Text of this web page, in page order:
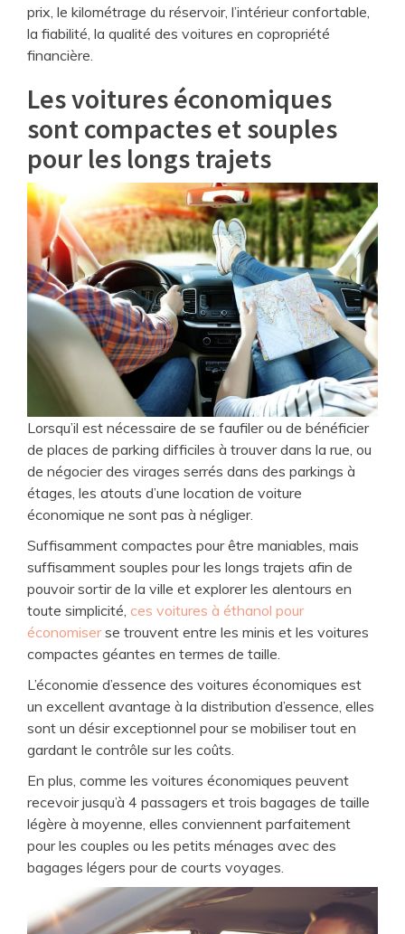
prix, le kilométrage du réservoir, l’intérieur confortable,
la fiabilité, la qualité des voitures en copropriété
financière.
Les voitures économiques
sont compactes et souples
pour les longs trajets
Lorsqu’il est nécessaire de se faufiler ou de bénéficier
de places de parking difficiles à trouver dans la rue, ou
de négocier des virages serrés dans des parkings à
étages, les atouts d’une location de voiture
économique ne sont pas à négliger.
Suffisamment compactes pour être maniables, mais
suffisamment souples pour les longs trajets afin de
pouvoir sortir de la ville et explorer les alentours en
toute simplicité, ces voitures à éthanol pour
économiserse trouvent entre les minis et les voitures
compactes géantes en termes de taille.
L’économie d’essence des voitures économiques est
un excellent avantage à la distribution d’essence, elles
sont un désir exceptionnel pour se mobiliser tout en
gardant le contrôle sur les coûts.
En plus, comme les voitures économiques peuvent
recevoir jusqu’à 4 passagers et trois bagages de taille
légère à moyenne, elles conviennent parfaitement
pour les couples ou les petits ménages avec des
bagages légers pour de courts voyages.